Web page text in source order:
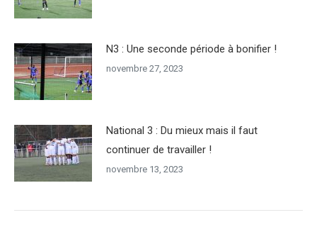
N3 : Une seconde période à bonifier !
novembre 27, 2023
National 3 : Du mieux mais il faut
continuer de travailler !
novembre 13, 2023